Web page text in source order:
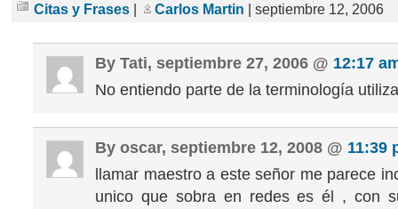
Citas y Frases Carlos Martin | septiembre 12, 2006
By Tati, septiembre 27, 2006 @ 12:17
No entiendo parte de la terminología
By oscar, septiembre 12, 2008 @ 11:39
llamar maestro a este señor me parece
unico que sobra en redes es él , con